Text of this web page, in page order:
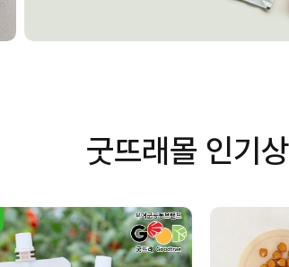
굿뜨래몰 인기